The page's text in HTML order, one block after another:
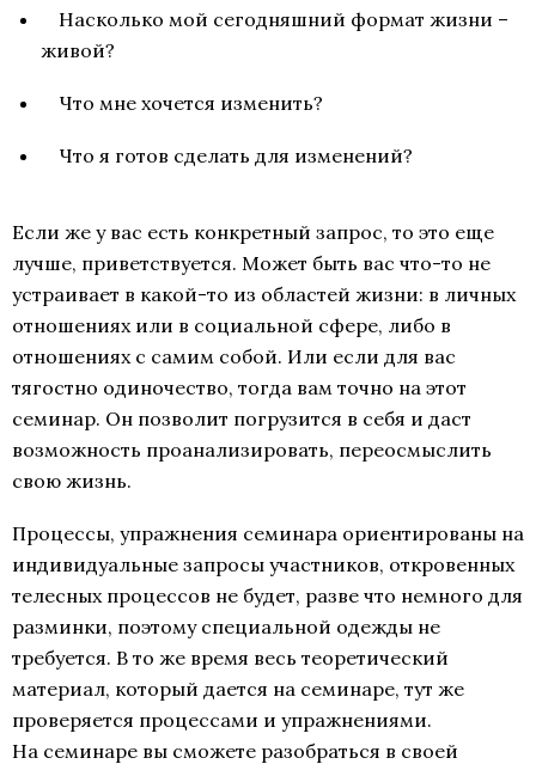
Насколько мой сегодняшний формат жизни –
живой?
Что мне хочется изменить?
Что я готов сделать для изменений?
Если же у вас есть конкретный запрос, то это еще
лучше, приветствуется. Может быть вас что-то не
устраивает в какой-то из областей жизни: в личных
отношениях или в социальной сфере, либо в
отношениях с самим собой. Или если для вас
тягостно одиночество, тогда вам точно на этот
семинар. Он позволит погрузится в себя и даст
возможность проанализировать, переосмыслить
свою жизнь.
Процессы, упражнения семинара ориентированы на
индивидуальные запросы участников, откровенных
телесных процессов не будет, разве что немного для
разминки, поэтому специальной одежды не
требуется. В то же время весь теоретический
материал, который дается на семинаре, тут же
проверяется процессами и упражнениями.
На семинаре вы сможете разобраться в своей